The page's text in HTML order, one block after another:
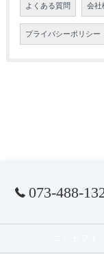
よくある質問 会社
プライバシーポリシー
073-488-